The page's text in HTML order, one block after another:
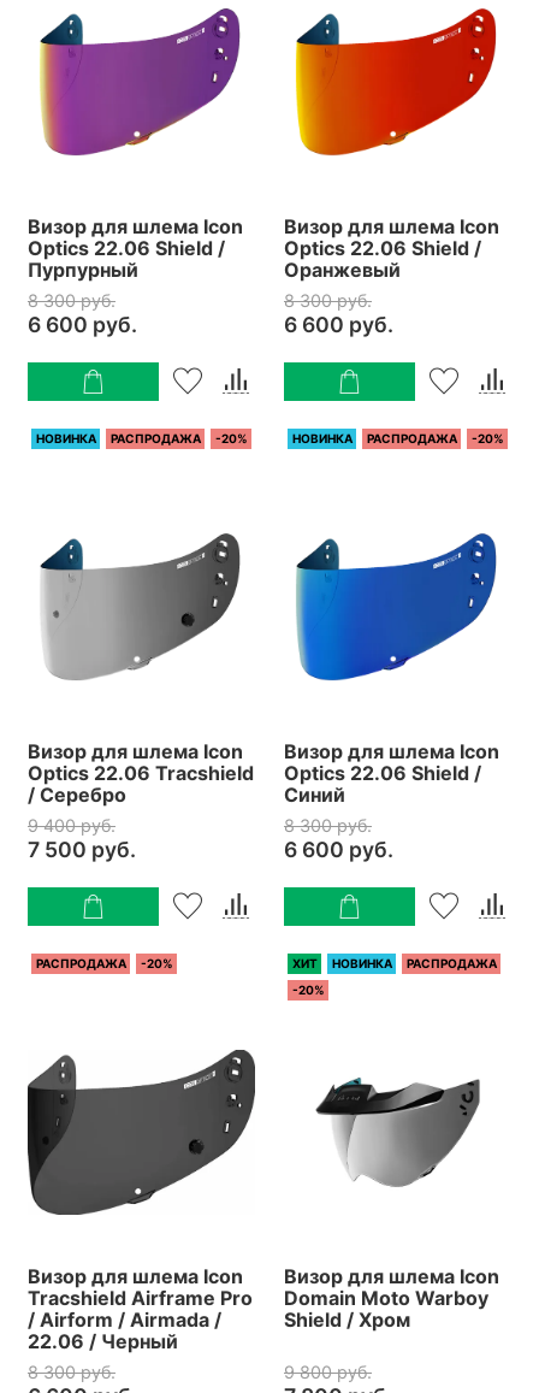
Визор для шлема Icon
Optics 22.06 Shield /
Пурпурный
8 300 руб.
6 600 руб.
Визор для шлема Icon
Optics 22.06 Shield /
Оранжевый
8 300 руб.
6 600 руб.
НОВИНКА РАСПРОДАЖА -20%
Визор для шлема Icon
Optics 22.06 Tracshield
/ Серебро
9 400 руб.
7 500 руб.
НОВИНКА РАСПРОДАЖА -20%
Визор для шлема Icon
Optics 22.06 Shield /
Синий
8 300 руб.
6 600 руб.
РАСПРОДАЖА -20%
Визор для шлема Icon
Tracshield Airframe Pro
/ Airform / Airmada /
22.06 / Черный
8 300 руб.
ХИТ НОВИНКА
РАСПРОДАЖА
-20%
Визор для шлема Icon
Domain Moto Warboy
Shield / Хром
9 800 руб.